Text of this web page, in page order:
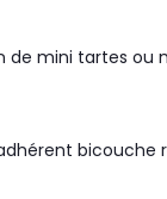
mini tartes